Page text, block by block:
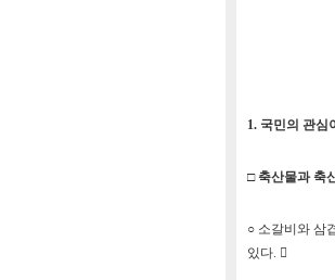
1. 국민의 관심
□ 축산물과 축
○ 소갈비와 삼
있다. 